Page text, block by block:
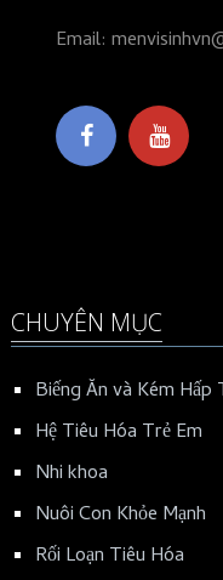
Email:
CHUYÊN MỤC
Biếng Ăn và Kém Hấp
Hệ Tiêu Hóa Trẻ Em
Nhi khoa
Nuôi Con Khỏe Mạnh
Rối Loạn Tiêu Hóa